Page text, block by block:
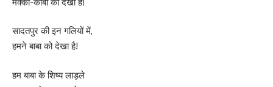
सादतपुर की इन गलियों में,
हमने बाबा को देखा है!
हम बाबा के शिष्य लाड़ले